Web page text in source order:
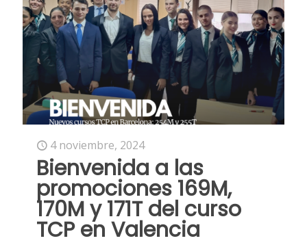
4 noviembre, 2024
Bienvenida a las
promociones 169M,
170M y 171T del curso
TCP en Valencia